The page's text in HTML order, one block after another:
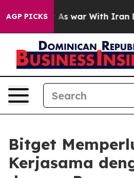
AGP PICKSAs war With Iran Drove
Bitget
Kerjasama